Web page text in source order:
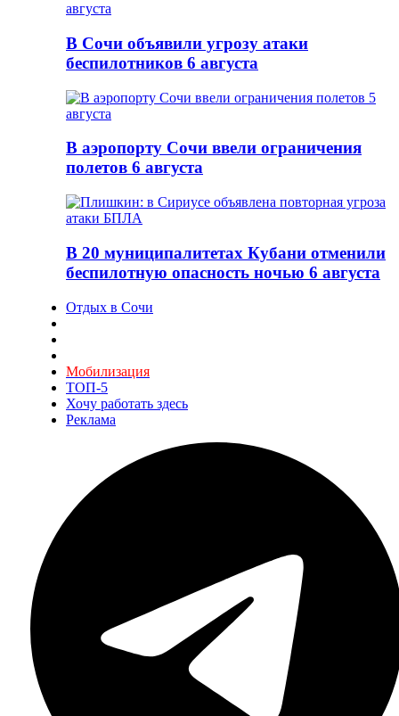
В Сочи объявили угрозу атаки
беспилотников 6 августа
В аэропорту Сочи ввели ограничения
полетов 6 августа
В 20 муниципалитетах Кубани отменили
беспилотную опасность ночью 6 августа
Отдых в Сочи
Мобилизация
ТОП-5
Хочу работать здесь
Реклама